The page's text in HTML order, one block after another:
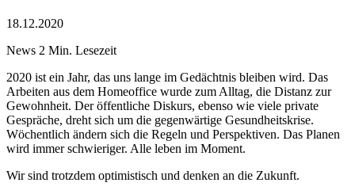
18.12.2020
News 2 Min. Lesezeit
2020 ist ein Jahr, das uns lange im Gedächtnis bleiben wird. Das
Arbeiten aus dem Homeoffice wurde zum Alltag, die Distanz zur
Gewohnheit. Der öffentliche Diskurs, ebenso wie viele private
Gespräche, dreht sich um die gegenwärtige Gesundheitskrise.
Wöchentlich ändern sich die Regeln und Perspektiven. Das Planen
wird immer schwieriger. Alle leben im Moment.
Wir sind trotzdem optimistisch und denken an die Zukunft.